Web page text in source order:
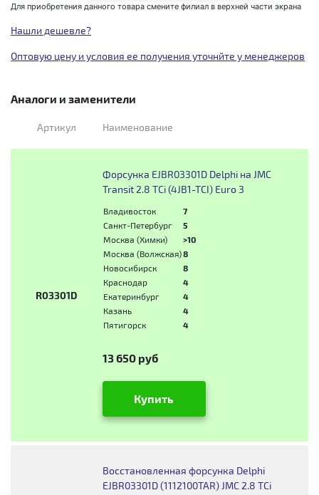
Для приобретения данного товара смените филиал в верхней части экрана
Нашли дешевле?
Оптовую цену и условия ее получения уточнйте у менеджеров
Аналоги и заменители
Артикул Наименование
R03301D
Форсунка EJBR03301D Delphi на JMC
Transit 2.8 TCi (4JB1-TCI) Euro 3
Владивосток
7
Санкт-Петербург
5
Москва (Химки)
>10
Москва (Волжская)8
Новосибирск
8
Краснодар
4
Екатеринбург
4
Казань
4
Пятигорск
4
13 650 руб
Купить
Восстановленная форсунка Delphi
EJBR03301D (1112100TAR) JMC 2.8 TCi